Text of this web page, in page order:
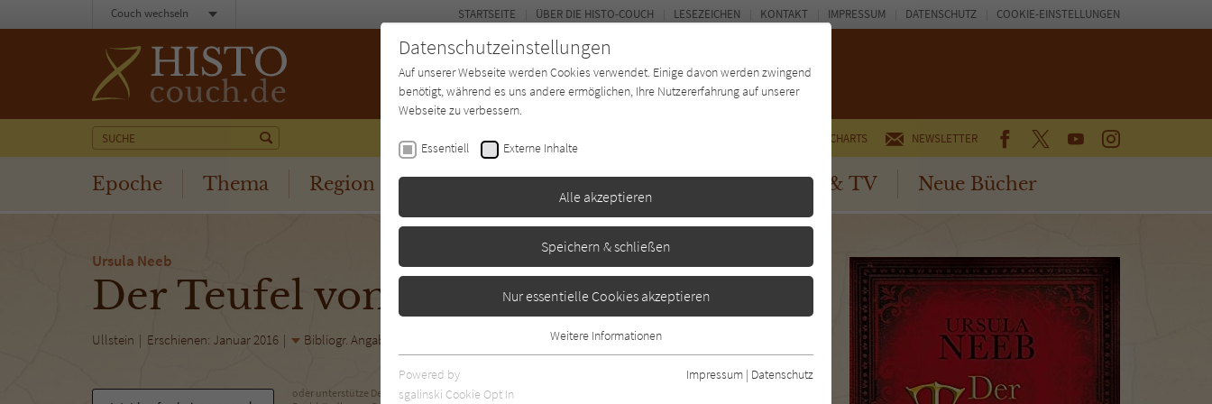
CHARTS NEWSLETTER FACEBOOKTWITTERYOUTUBEINSTAGRAM
Epoche Thema Region Buchtyp Autor*in Magazin Kino & TV Neue Bücher
STARTSEITE ÜBER DIE HISTO-COUCH LESEZEICHEN KONTAKT IMPRESSUM DATENSCHUTZ COOKIE-EINSTELLUNGEN
Couch wechseln
Ursula Neeb
Der Teufel vom Hunsrück
Ullstein Erschienen: Januar 2016 Bibliogr. Angaben
oder unterstütze Deinen
Datenschutzeinstellungen
Auf unserer Webseite werden Cookies verwendet. Einige davon werden zwingend
benötigt, während es uns andere ermöglichen, Ihre Nutzererfahrung auf unserer
Webseite zu verbessern.
Essentiell Externe Inhalte
Alle akzeptieren
Speichern & schließen
Nur essentielle Cookies akzeptieren
Essentielle Cookies werden für grundlegende Funktionen der Webseite
benötigt. Dadurch ist gewährleistet, dass die Webseite einwandfrei
Weitere Informationen
Powered by
sgalinski Cookie Opt In
Impressum | Datenschutz